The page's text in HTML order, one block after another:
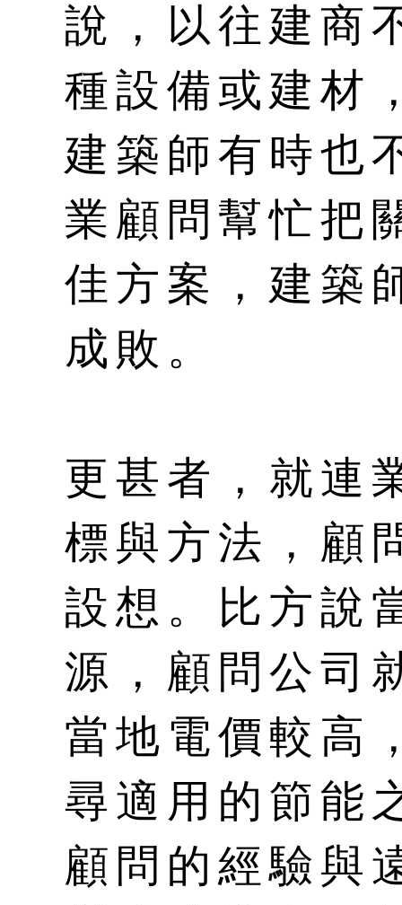
說，以往建商
種設備或建材
建築師有時也
業顧問幫忙把
佳方案，建築
成敗。
更甚者，就連
標與方法，顧
設想。比方說
源，顧問公司
當地電價較高
尋適用的節能
顧問的經驗與